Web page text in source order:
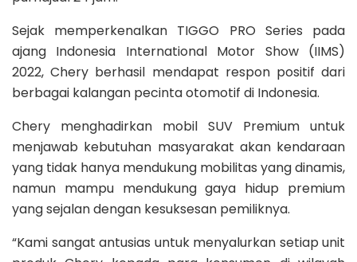
Sejak memperkenalkan TIGGO PRO Series pada
ajang Indonesia International Motor Show (IIMS)
2022, Chery berhasil mendapat respon positif dari
berbagai kalangan pecinta otomotif di Indonesia.
Chery menghadirkan mobil SUV Premium untuk
menjawab kebutuhan masyarakat akan kendaraan
yang tidak hanya mendukung mobilitas yang dinamis,
namun mampu mendukung gaya hidup premium
yang sejalan dengan kesuksesan pemiliknya.
“Kami sangat antusias untuk menyalurkan setiap unit